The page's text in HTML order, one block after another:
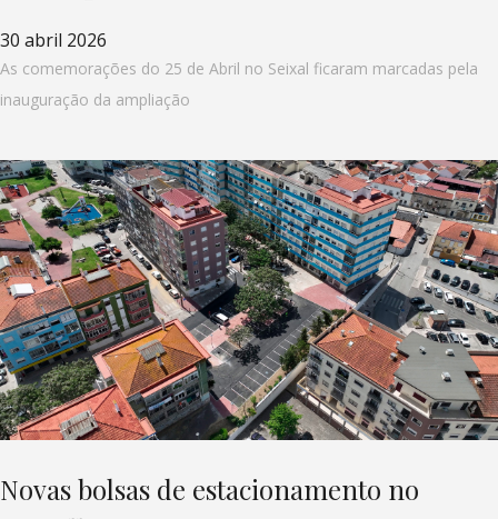
30 abril 2026
As comemorações do 25 de Abril no Seixal ficaram marcadas pela
inauguração da ampliação
Novas bolsas de estacionamento no